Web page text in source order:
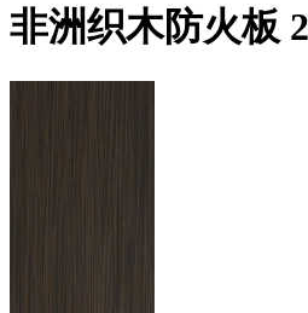
非洲织木防火板